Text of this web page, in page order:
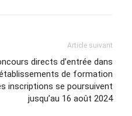
Article suivant
directs d’entrée dans
de formation
inscriptions se poursuivent
jusqu’au 16 août 2024